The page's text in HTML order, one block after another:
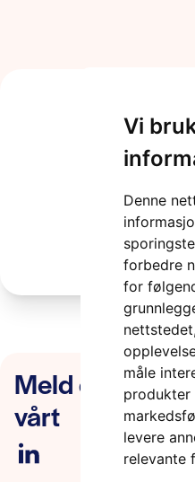
Vi
Denne
forbedre
for
nettstedet
måle
produkter
levere
relevante
Meld deg på
vårt